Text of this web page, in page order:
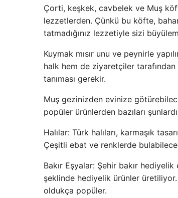
Çorti, keşkek, cavbelek ve Muş
lezzetlerden. Çünkü bu köfte,
tatmadığınız lezzetiyle sizi
Kuymak mısır unu ve peynirle
halk hem de ziyaretçiler
tanıması gerekir.
Muş gezinizden evinize
popüler ürünlerden bazıları
Halılar: Türk halıları, karmaşık
Çeşitli ebat ve renklerde
Bakır Eşyalar: Şehir bakır
şeklinde hediyelik ürünler
oldukça popüler.